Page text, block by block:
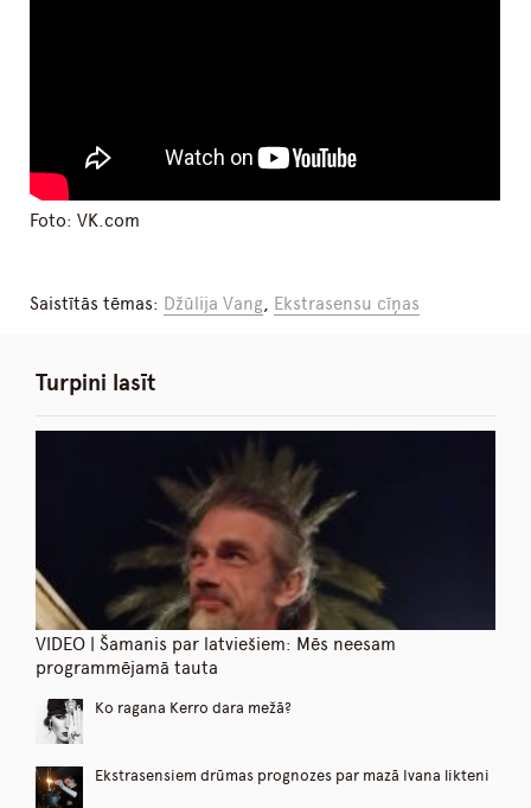
Foto: VK.com
Saistītās tēmas: Džūlija Vang, Ekstrasensu cīņas
Turpini lasīt
VIDEO | Šamanis par latviešiem: Mēs neesam
programmējamā tauta
Ko ragana Kerro dara mežā?
Ekstrasensiem drūmas prognozes par mazā Ivana likteni